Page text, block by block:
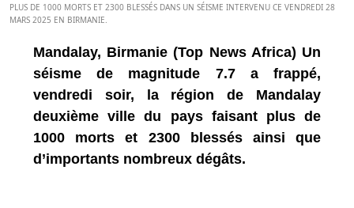
PLUS DE 1000 MORTS ET 2300 BLESSÉS DANS UN SÉISME INTERVENU CE VENDREDI 28
MARS 2025 EN BIRMANIE.
Mandalay, Birmanie (Top News Africa) Un
séisme de magnitude 7.7 a frappé,
vendredi soir, la région de Mandalay
deuxième ville du pays faisant plus de
1000 morts et 2300 blessés ainsi que
d’importants nombreux dégâts.